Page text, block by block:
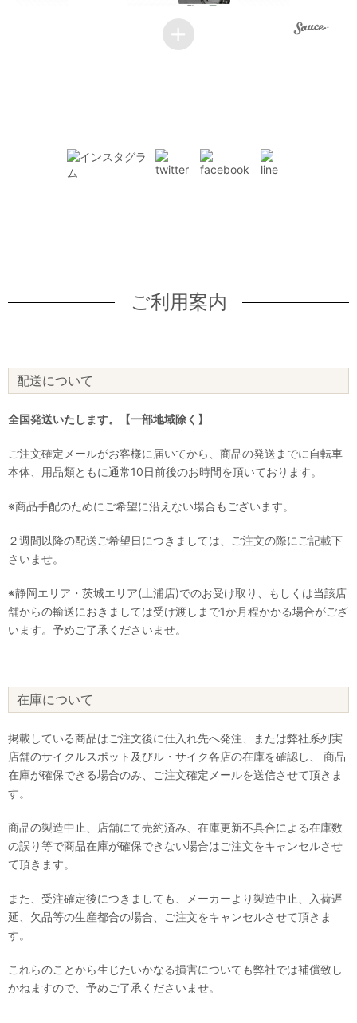
ご利用案内
配送について
全国発送いたします。【一部地域除く】
ご注文確定メールがお客様に届いてから、商品の発送までに自転車
本体、用品類ともに通常10日前後のお時間を頂いております。
※商品手配のためにご希望に沿えない場合もございます。
２週間以降の配送ご希望日につきましては、ご注文の際にご記載下
さいませ。
※静岡エリア・茨城エリア(土浦店)でのお受け取り、もしくは当該店
舗からの輸送におきましては受け渡しまで1か月程かかる場合がござ
います。予めご了承くださいませ。
在庫について
掲載している商品はご注文後に仕入れ先へ発注、または弊社系列実
店舗のサイクルスポット及びル・サイク各店の在庫を確認し、 商品
在庫が確保できる場合のみ、ご注文確定メールを送信させて頂きま
す。
商品の製造中止、店舗にて売約済み、在庫更新不具合による在庫数
の誤り等で商品在庫が確保できない場合はご注文をキャンセルさせ
て頂きます。
また、受注確定後につきましても、メーカーより製造中止、入荷遅
延、欠品等の生産都合の場合、ご注文をキャンセルさせて頂きま
す。
これらのことから生じたいかなる損害についても弊社では補償致し
かねますので、予めご了承くださいませ。